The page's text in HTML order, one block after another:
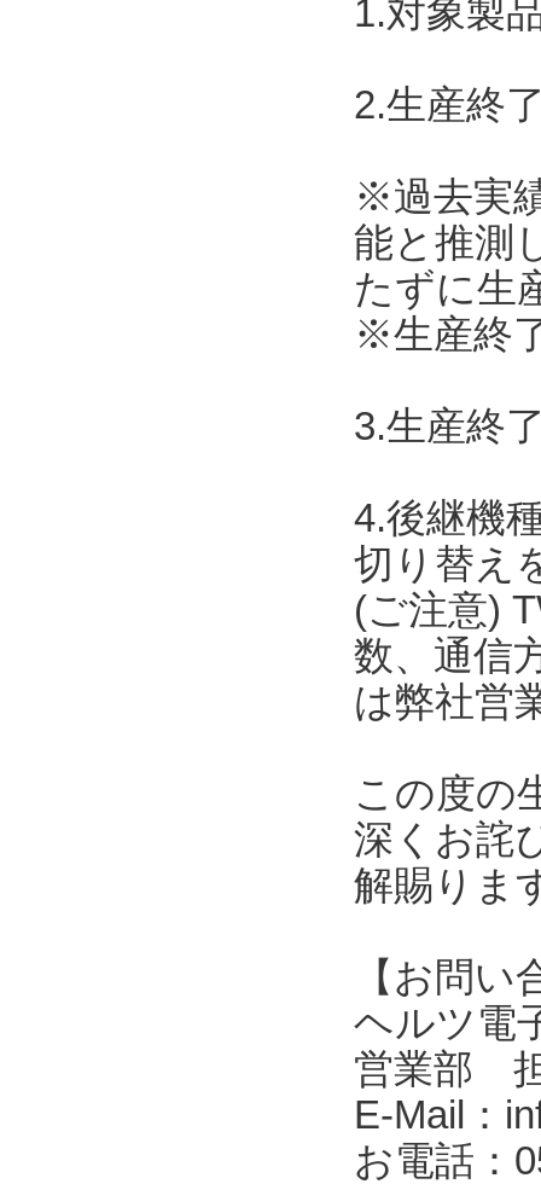
1.対象製
2.生産終
※過去実
能と推測
たずに生
※生産終
3.生産終
4.後継機
切り替え
(ご注意)
数、通信
は弊社営
この度の
深くお詫
解賜りま
【お問い
ヘルツ電
営業部
E-Mail：
お電話：